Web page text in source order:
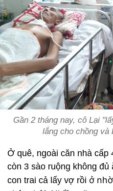
Gần 2 tháng nay, cô Lại
lắng cho chồng và
Ở quê, ngoài căn nhà cấp
còn 3 sào ruộng không đủ
con trai cả lấy vợ rồi ở